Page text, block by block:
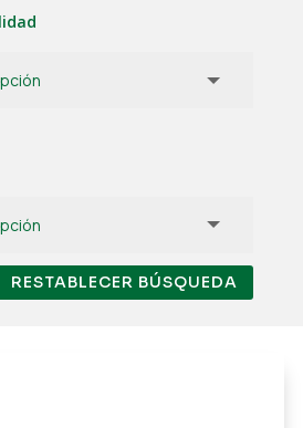
RESTABLECER BÚSQUEDA